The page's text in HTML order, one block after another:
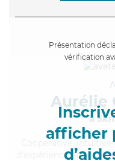
Présentation
vérification
afficher
Aurélie
à
,
d'expérience et